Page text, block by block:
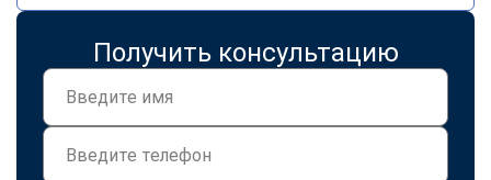
Получить консультацию